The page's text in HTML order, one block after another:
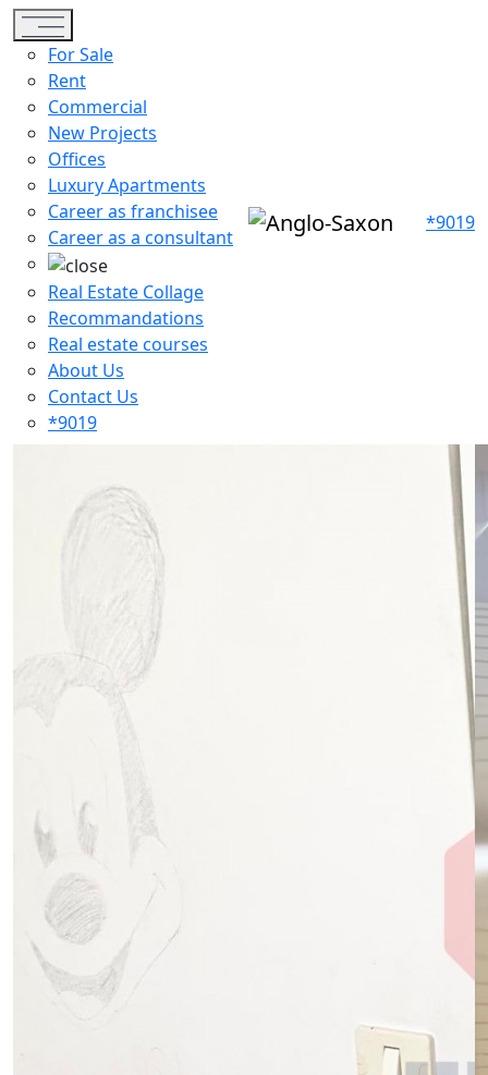
Toggle navigation
For Sale
Rent
Commercial
New Projects
Offices
Luxury Apartments
Career as franchisee
Career as a consultant
Real Estate Collage
Recommandations
Real estate courses
About Us
Contact Us
*9019
*9019